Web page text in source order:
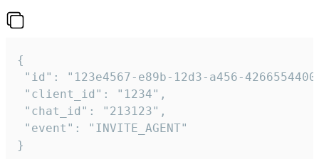
{
"id": "123e4567-e89b-12d3-a456-
"client_id": "1234",
"chat_id": "213123",
"event": "INVITE_AGENT"
}